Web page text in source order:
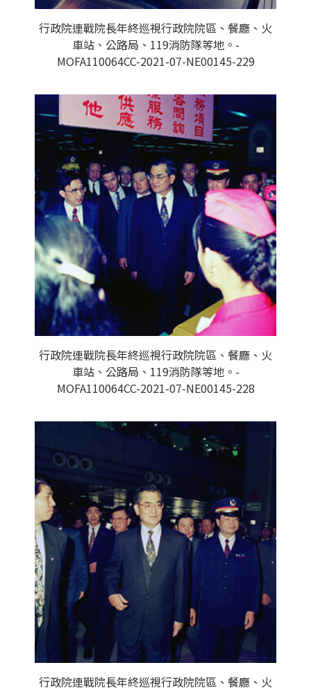
行政院連戰院長年終巡視行政院院區、餐廳、火
車站、公路局、119消防隊等地。-
MOFA110064CC-2021-07-NE00145-229
行政院連戰院長年終巡視行政院院區、餐廳、火
車站、公路局、119消防隊等地。-
MOFA110064CC-2021-07-NE00145-228
行政院連戰院長年終巡視行政院院區、餐廳、火